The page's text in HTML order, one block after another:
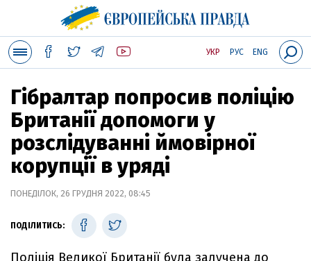
УКР РУС ENG
Гібралтар попросив поліцію
Британії допомоги у
розслідуванні ймовірної
корупції в уряді
ПОНЕДІЛОК, 26 ГРУДНЯ 2022, 08:45
ПОДІЛИТИСЬ:
Поліція Великої Британії була залучена до